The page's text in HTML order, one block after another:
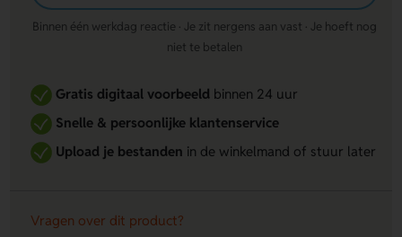
Binnen één werkdag reactie · Je zit nergens aan vast · Je hoeft nog
niet te betalen
Gratis digitaal voorbeeld binnen 24 uur
Snelle & persoonlijke klantenservice
Upload je bestanden in de winkelmand of stuur later
Vragen over dit product?